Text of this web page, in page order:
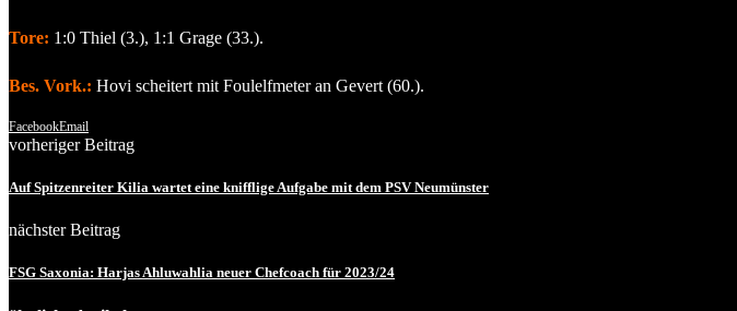
Tore: 1:0 Thiel (3.), 1:1 Grage (33.).
Bes. Vork.: Hovi scheitert mit Foulelfmeter an Gevert (60.).
FacebookEmail
vorheriger Beitrag
Auf Spitzenreiter Kilia wartet eine knifflige Aufgabe mit dem PSV Neumünster
nächster Beitrag
FSG Saxonia: Harjas Ahluwahlia neuer Chefcoach für 2023/24